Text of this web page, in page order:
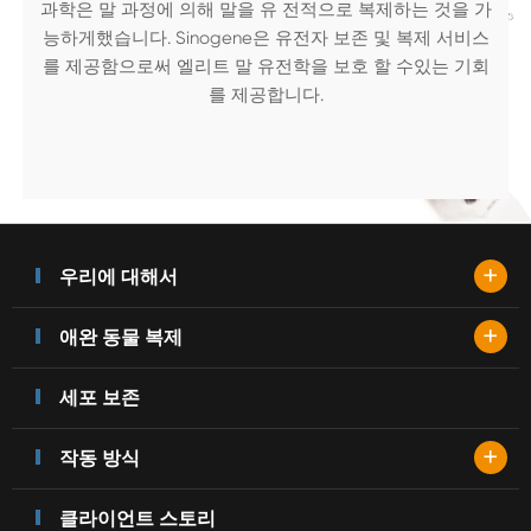
과학은 말 과정에 의해 말을 유 전적으로 복제하는 것을 가
능하게했습니다. Sinogene은 유전자 보존 및 복제 서비스
를 제공함으로써 엘리트 말 유전학을 보호 할 수있는 기회
를 제공합니다.
우리에 대해서 +
애완 동물 복제 +
세포 보존
작동 방식 +
클라이언트 스토리